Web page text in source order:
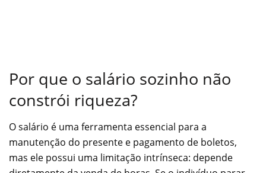
Por que o salário sozinho não
constrói riqueza?
O salário é uma ferramenta essencial para a
manutenção do presente e pagamento de boletos,
mas ele possui uma limitação intrínseca: depende